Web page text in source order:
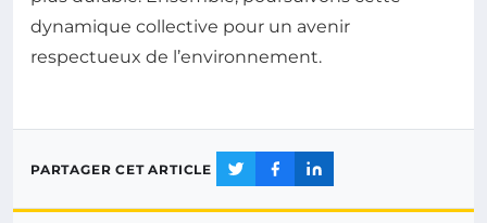
dynamique collective pour un avenir
respectueux de l’environnement.
PARTAGER CET ARTICLE